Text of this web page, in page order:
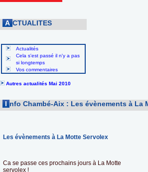
A CTUALITES
Actualités
Cela s'est passé il n'y a pas
si longtemps
Vos commentaires
Autres actualités Mai 2010
I nfo Chambé-Aix : Les évènements à La
Les évènements à La Motte Servolex
Ca se passe ces prochains jours à La Motte
servolex !